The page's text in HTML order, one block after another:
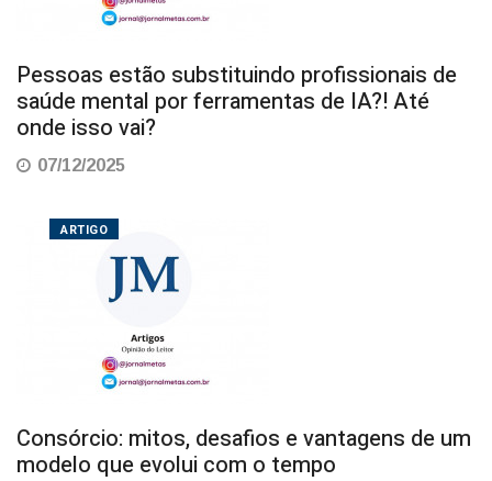
Pessoas estão substituindo profissionais de
saúde mental por ferramentas de IA?! Até
onde isso vai?
07/12/2025
ARTIGO
Consórcio: mitos, desafios e vantagens de um
modelo que evolui com o tempo